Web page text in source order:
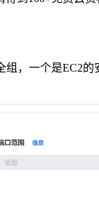
组，一个是EC2的